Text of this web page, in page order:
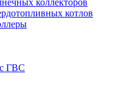
коллекторов
котлов
ГВС